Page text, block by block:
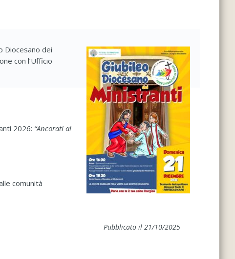
Diocesano dei
con l’Ufficio
2026: “Ancorati al
comunità
Pubblicato il 21/10/2025